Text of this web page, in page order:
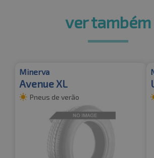
ver também
Minerva
Avenue XL
Pneus de verão